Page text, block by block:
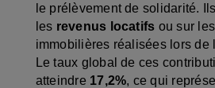
le prélèvement de solidarité.
les revenus locatifs ou sur
immobilières réalisées lors de
Le taux global de ces
atteindre 17,2%, ce qui